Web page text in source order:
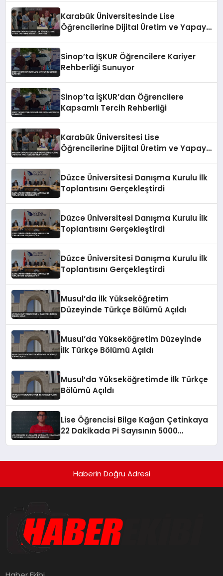
Karabük Üniversitesinde Lise
Öğrencilerine Dijital Üretim ve Yapay
Sinop’ta İŞKUR Öğrencilere Kariyer
Rehberliği Sunuyor
Sinop’ta İŞKUR’dan Öğrencilere
Kapsamlı Tercih Rehberliği
Karabük Üniversitesi Lise
Öğrencilerine Dijital Üretim ve Yapay
Düzce Üniversitesi Danışma Kurulu İlk
Toplantısını Gerçekleştirdi
Düzce Üniversitesi Danışma Kurulu İlk
Toplantısını Gerçekleştirdi
Düzce Üniversitesi Danışma Kurulu İlk
Toplantısını Gerçekleştirdi
Musul’da İlk Yükseköğretim
Düzeyinde Türkçe Bölümü Açıldı
Musul’da Yükseköğretim Düzeyinde
İlk Türkçe Bölümü Açıldı
Musul’da Yükseköğretimde İlk Türkçe
Bölümü Açıldı
Lise Öğrencisi Bilge Kağan Çetinkaya
22 Dakikada Pi Sayısının 5000
Haberin Doğru Adresi